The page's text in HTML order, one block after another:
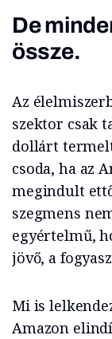
De
össze.
Az
szektor csak
dollárt
csoda, ha az
megindult
szegmens
egyértelmű,
jövő, a
Mi is
Amazon